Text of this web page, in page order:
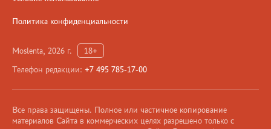
Политика конфиденциальности
Moslenta, 2026 г.
18+
Телефон редакции: +7 495 785-17-00
Все права защищены. Полное или частичное копирование
материалов Сайта в коммерческих целях разрешено только с